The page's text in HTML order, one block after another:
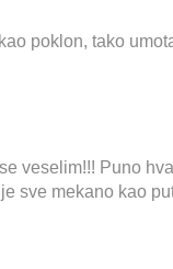
poklon, tako
veselim!!! Puno
sve mekano kao